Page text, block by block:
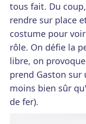
tous fait. Du
rendre sur place
costume pour
rôle. On défie la
libre, on
prend Gaston sur
moins bien sûr
de fer).